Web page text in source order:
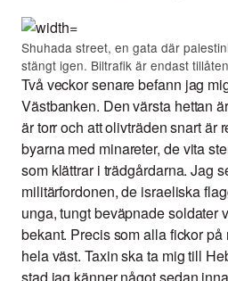
Shuhada street, en gata där
stängt igen. Biltrafik är endast
Två veckor senare befann jag
Västbanken. Den värsta hettan
är torr och att olivträden snart är
byarna med minareter, de vita
som klättrar i trädgårdarna. Jag
militärfordonen, de israeliska
unga, tungt beväpnade soldater
bekant. Precis som alla fickor
hela väst. Taxin ska ta mig till